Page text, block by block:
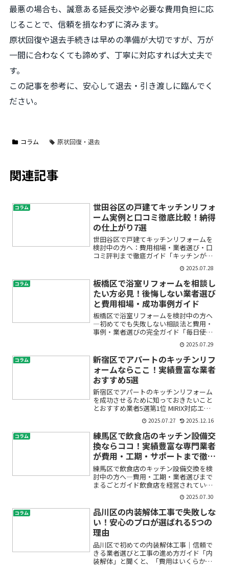
最悪の場合も、誠意ある延長交渉や必要な費用負担に応
じることで、信頼を損なわずに済みます。
原状回復や退去手続きは早めの準備が大切ですが、万が
一間に合わなくても諦めず、丁寧に対応すれば大丈夫で
す。
この記事を参考に、安心して退去・引き渡しに臨んでく
ださい。
コラム 原状回復・退去
関連記事
コラム
世田谷区の戸建てキッチンリフォ
ーム実例と口コミ徹底比較！納得
の仕上がり7選
世田谷区で戸建てキッチンリフォームを
検討中の方へ：費用相場・業者選び・口
コミ評判まで徹底ガイド「キッチンが古
くて使いづらい」「戸建てのキッチンリ
フォームって費用や業者選びが不安…」
「世田谷区で評判の良いリフォーム会社
はどこ？」——そんな悩み...
2025.07.28
コラム
板橋区で浴室リフォームを相談し
たい方必見！後悔しない業者選び
と費用相場・成功事例ガイド
板橋区で浴室リフォームを検討中の方へ
―初めてでも失敗しない相談法と費用・
事例・業者選びの完全ガイド「毎日使う
お風呂が古くなって使いづらい」「カビ
や水漏れが気になる」「そろそろ浴室リ
フォームを考えたいけど、費用や流れが
不安…」こうした悩みを抱...
2025.07.29
コラム
新宿区でアパートのキッチンリフ
ォームならここ！実績豊富な業者
おすすめ5選
新宿区でアパートのキッチンリフォーム
を成功させるために知っておきたいこと
とおすすめ業者5選第1位 MIRIX対応エリ
ア：東京都23区全域得意分野／特徴：店
舗・テナント・マンション・戸建ての内
装工事、原状回復、リノベーション、リ
フォームなど実...
2025.07.27 2025.12.16
コラム
練馬区で飲食店のキッチン設備交
換ならココ！実績豊富な専門業者
が費用・工期・サポートまで徹底
解説
練馬区で飲食店のキッチン設備交換を検
討中の方へ―費用・工期・業者選びまで
まるごとガイド飲食店を経営されている
方やこれから開業を考えている方の中に
は、「キッチン設備の交換やリニューア
ルを考えているけれど、何から始めれば
よいのか分からない」「費...
2025.07.30
コラム
品川区の内装解体工事で失敗しな
い！安心のプロが選ばれる5つの
理由
品川区で初めての内装解体工事｜信頼で
きる業者選びと工事の進め方ガイド「内
装解体」と聞くと、「費用はいくらかか